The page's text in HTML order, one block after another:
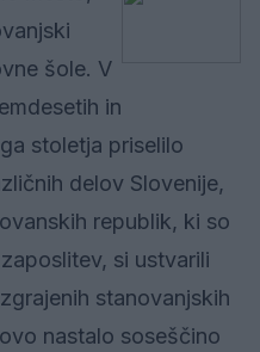
šole. V
in
stoletja priselilo
delov Slovenije,
republik, ki so
si ustvarili
stanovanjskih
nastalo soseščino